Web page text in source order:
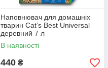
Наповнювач для домашніх
тварин Cat’s Best Universal
деревний 7 л
В наявності
440 ₴